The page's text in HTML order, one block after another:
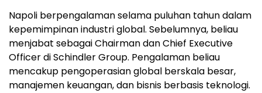
Napoli berpengalaman selama puluhan tahun dalam
kepemimpinan industri global. Sebelumnya, beliau
menjabat sebagai Chairman dan Chief Executive
Officer di Schindler Group. Pengalaman beliau
mencakup pengoperasian global berskala besar,
manajemen keuangan, dan bisnis berbasis teknologi.